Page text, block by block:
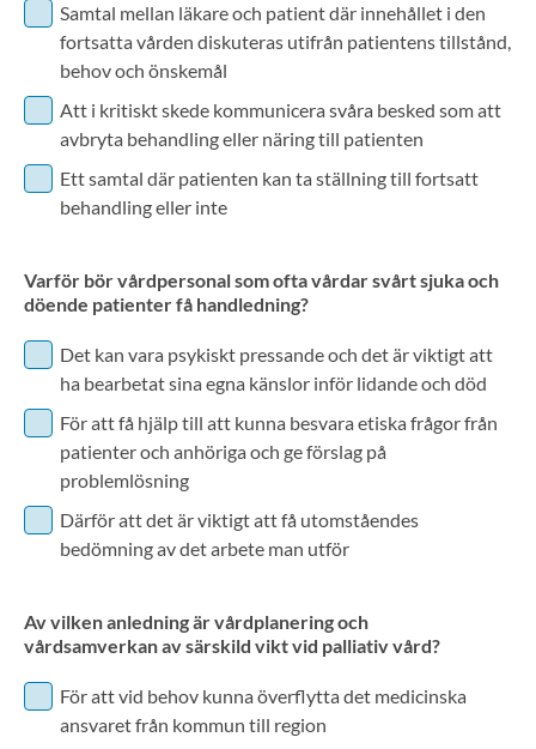
Samtal mellan läkare och patient där innehållet i den
fortsatta vården diskuteras utifrån patientens tillstånd,
behov och önskemål
Att i kritiskt skede kommunicera svåra besked som att
avbryta behandling eller näring till patienten
Ett samtal där patienten kan ta ställning till fortsatt
behandling eller inte
Varför bör vårdpersonal som ofta vårdar svårt sjuka och
döende patienter få handledning?
Det kan vara psykiskt pressande och det är viktigt att
ha bearbetat sina egna känslor inför lidande och död
För att få hjälp till att kunna besvara etiska frågor från
patienter och anhöriga och ge förslag på
problemlösning
Därför att det är viktigt att få utomståendes
bedömning av det arbete man utför
Av vilken anledning är vårdplanering och
vårdsamverkan av särskild vikt vid palliativ vård?
För att vid behov kunna överflytta det medicinska
ansvaret från kommun till region